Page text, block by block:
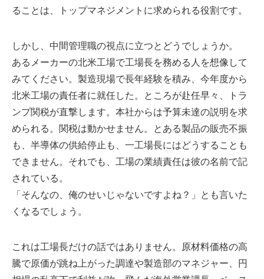
ることは、トップマネジメントに求められる役割です。
しかし、中間管理職の視点に立つとどうでしょうか。
あるメーカーの北米工場で工場長を務める人を想像して
みてください。製造現場で長年経験を積み、今年度から
北米工場の責任者に就任した。ところが赴任早々、トラ
ンプ関税が直撃します。本社からは予算未達の説明を求
められる。関税は動かせません。とある製品の販売不振
も、半導体の供給停止も、一工場長にはどうすることも
できません。それでも、工場の業績責任は彼の名前で記
されている。
「そんなの、俺のせいじゃないですよね？」とも言いた
くなるでしょう。
これは工場長だけの話ではありません。原材料価格の高
騰で原価が跳ね上がった調達や製造部のマネジャー、円